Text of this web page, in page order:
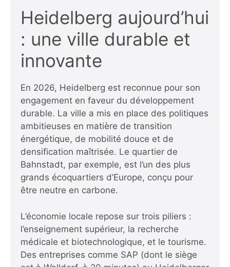
Heidelberg aujourd’hui
: une ville durable et
innovante
En 2026, Heidelberg est reconnue pour son
engagement en faveur du développement
durable. La ville a mis en place des politiques
ambitieuses en matière de transition
énergétique, de mobilité douce et de
densification maîtrisée. Le quartier de
Bahnstadt, par exemple, est l’un des plus
grands écoquartiers d’Europe, conçu pour
être neutre en carbone.
L’économie locale repose sur trois piliers :
l’enseignement supérieur, la recherche
médicale et biotechnologique, et le tourisme.
Des entreprises comme SAP (dont le siège